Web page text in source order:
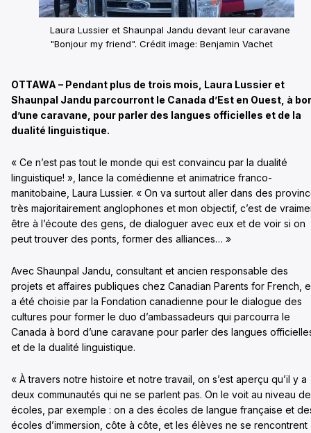
Laura Lussier et Shaunpal Jandu devant leur caravane
"Bonjour my friend". Crédit image: Benjamin Vachet
OTTAWA – Pendant plus de trois mois, Laura Lussier et
Shaunpal Jandu parcourront le Canada d’Est en Ouest, à
d’une caravane, pour parler des langues officielles et de la
dualité linguistique.
« Ce n’est pas tout le monde qui est convaincu par la dualité
linguistique! », lance la comédienne et animatrice franco-
manitobaine, Laura Lussier. « On va surtout aller dans des
très majoritairement anglophones et mon objectif, c’est de
être à l’écoute des gens, de dialoguer avec eux et de voir si on
peut trouver des ponts, former des alliances… »
Avec Shaunpal Jandu, consultant et ancien responsable des
projets et affaires publiques chez Canadian Parents for French,
a été choisie par la Fondation canadienne pour le dialogue des
cultures pour former le duo d’ambassadeurs qui parcourra le
Canada à bord d’une caravane pour parler des langues
et de la dualité linguistique.
« À travers notre histoire et notre travail, on s’est aperçu qu’il y a
deux communautés qui ne se parlent pas. On le voit au niveau
écoles, par exemple : on a des écoles de langue française et
écoles d’immersion, côte à côte, et les élèves ne se rencontrent